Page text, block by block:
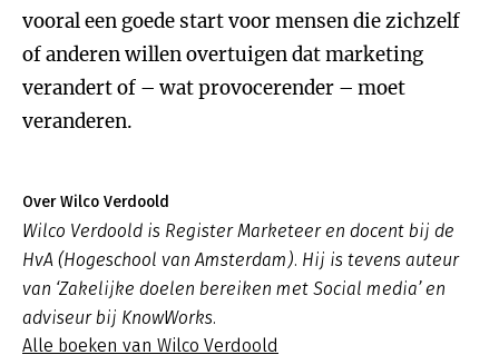
vooral een goede start voor mensen die zichzelf
of anderen willen overtuigen dat marketing
verandert of – wat provocerender – moet
veranderen.
Over Wilco Verdoold
Wilco Verdoold is Register Marketeer en docent bij de
HvA (Hogeschool van Amsterdam). Hij is tevens auteur
van ‘Zakelijke doelen bereiken met Social media’ en
adviseur bij KnowWorks.
Alle boeken van Wilco Verdoold